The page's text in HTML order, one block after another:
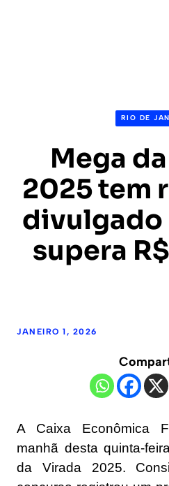
RIO DE
Mega
2025 tem
divulgado
supera
JANEIRO 1, 2026
A Caixa Econômica
manhã desta quinta-
da Virada 2025.